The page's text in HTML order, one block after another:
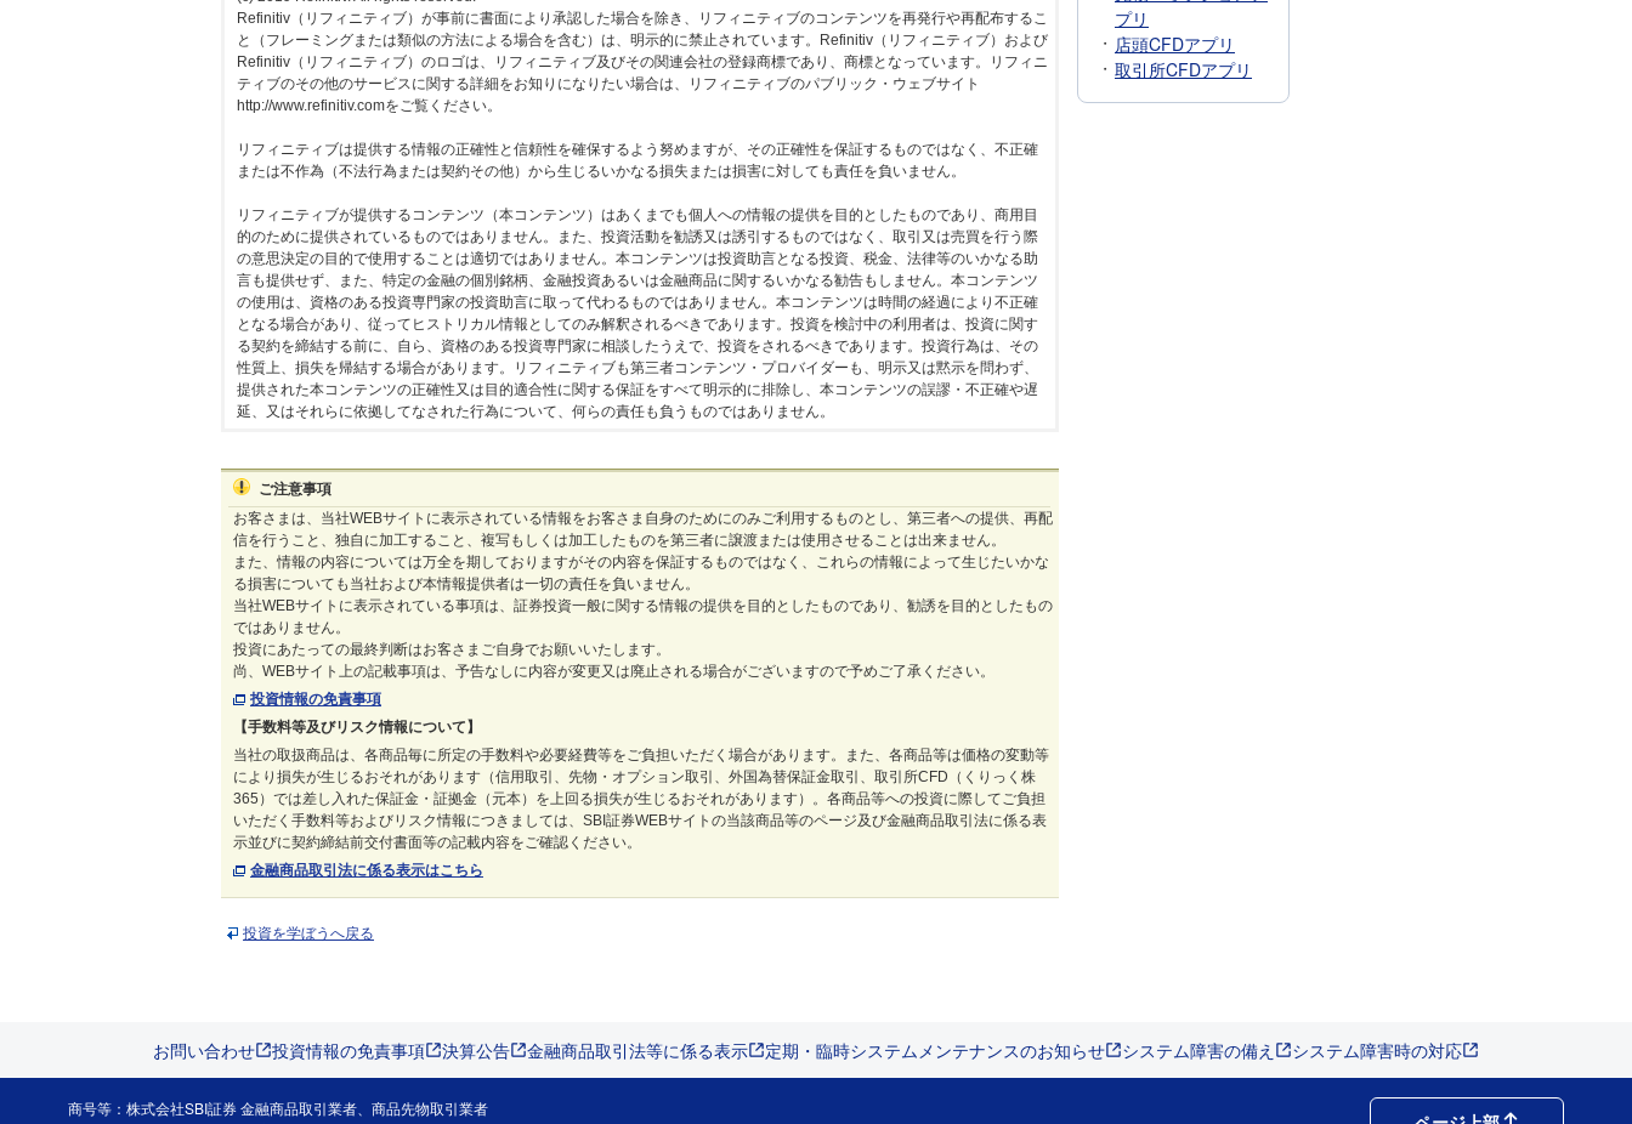
Refinitiv（リフィニティブ）が事前に書面により承認した場合を除き、リフィニティブのコンテンツを再発行や再配布するこ
と（フレーミングまたは類似の方法による場合を含む）は、明示的に禁止されています。Refinitiv（リフィニティブ）および
Refinitiv（リフィニティブ）のロゴは、リフィニティブ及びその関連会社の登録商標であり、商標となっています。リフィニ
ティブのその他のサービスに関する詳細をお知りになりたい場合は、リフィニティブのパブリック・ウェブサイト
http://www.refinitiv.comをご覧ください。
リフィニティブは提供する情報の正確性と信頼性を確保するよう努めますが、その正確性を保証するものではなく、不正確
または不作為（不法行為または契約その他）から生じるいかなる損失または損害に対しても責任を負いません。
リフィニティブが提供するコンテンツ（本コンテンツ）はあくまでも個人への情報の提供を目的としたものであり、商用目
的のために提供されているものではありません。また、投資活動を勧誘又は誘引するものではなく、取引又は売買を行う際
の意思決定の目的で使用することは適切ではありません。本コンテンツは投資助言となる投資、税金、法律等のいかなる助
言も提供せず、また、特定の金融の個別銘柄、金融投資あるいは金融商品に関するいかなる勧告もしません。本コンテンツ
の使用は、資格のある投資専門家の投資助言に取って代わるものではありません。本コンテンツは時間の経過により不正確
となる場合があり、従ってヒストリカル情報としてのみ解釈されるべきであります。投資を検討中の利用者は、投資に関す
る契約を締結する前に、自ら、資格のある投資専門家に相談したうえで、投資をされるべきであります。投資行為は、その
性質上、損失を帰結する場合があります。リフィニティブも第三者コンテンツ・プロバイダーも、明示又は黙示を問わず、
提供された本コンテンツの正確性又は目的適合性に関する保証をすべて明示的に排除し、本コンテンツの誤謬・不正確や遅
延、又はそれらに依拠してなされた行為について、何らの責任も負うものではありません。
ご注意事項
お客さまは、当社WEBサイトに表示されている情報をお客さま自身のためにのみご利用するものとし、第三者への提供、再配
信を行うこと、独自に加工すること、複写もしくは加工したものを第三者に譲渡または使用させることは出来ません。
また、情報の内容については万全を期しておりますがその内容を保証するものではなく、これらの情報によって生じたいかな
る損害についても当社および本情報提供者は一切の責任を負いません。
当社WEBサイトに表示されている事項は、証券投資一般に関する情報の提供を目的としたものであり、勧誘を目的としたもの
ではありません。
投資にあたっての最終判断はお客さまご自身でお願いいたします。
尚、WEBサイト上の記載事項は、予告なしに内容が変更又は廃止される場合がございますので予めご了承ください。
投資情報の免責事項
【手数料等及びリスク情報について】
当社の取扱商品は、各商品毎に所定の手数料や必要経費等をご負担いただく場合があります。また、各商品等は価格の変動等
により損失が生じるおそれがあります（信用取引、先物・オプション取引、外国為替保証金取引、取引所CFD（くりっく株
365）では差し入れた保証金・証拠金（元本）を上回る損失が生じるおそれがあります）。各商品等への投資に際してご負担
いただく手数料等およびリスク情報につきましては、SBI証券WEBサイトの当該商品等のページ及び金融商品取引法に係る表
示並びに契約締結前交付書面等の記載内容をご確認ください。
金融商品取引法に係る表示はこちら
投資を学ぼうへ戻る
プリ
店頭CFDアプリ
取引所CFDアプリ
お問い合わせ 投資情報の免責事項 決算公告 金融商品取引法等に係る表示 定期・臨時システムメンテナンスのお知らせ システム障害の備え システム障害時の対応
商号等：株式会社SBI証券 金融商品取引業者、商品先物取引業者